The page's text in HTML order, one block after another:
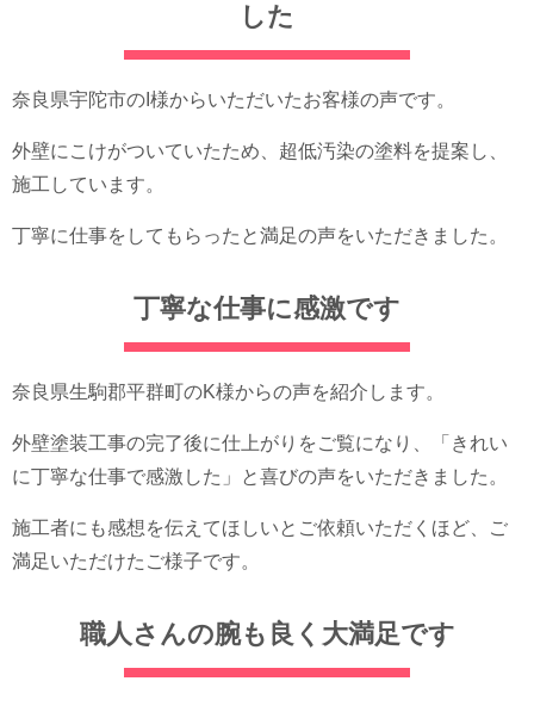
した
奈良県宇陀市のI様からいただいたお客様の声です。
外壁にこけがついていたため、超低汚染の塗料を提案し、
施工しています。
丁寧に仕事をしてもらったと満足の声をいただきました。
丁寧な仕事に感激です
奈良県生駒郡平群町のK様からの声を紹介します。
外壁塗装工事の完了後に仕上がりをご覧になり、「きれい
に丁寧な仕事で感激した」と喜びの声をいただきました。
施工者にも感想を伝えてほしいとご依頼いただくほど、ご
満足いただけたご様子です。
職人さんの腕も良く大満足です